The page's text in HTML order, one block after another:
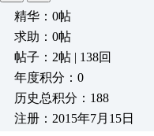
精华：0帖
求助：0帖
帖子：2帖 | 138回
年度积分：0
历史总积分：188
注册：2015年7月15日